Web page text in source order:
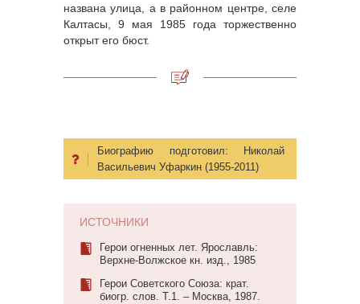
названа улица, а в районном центре, селе
Калтасы, 9 мая 1985 года торжественно
открыт его бюст.
Биографию подготовил:
Николай
Васильевич Уфаркин (1955-2011)
ИСТОЧНИКИ
Герои огненных лет. Ярославль:
Верхне-Волжское кн. изд., 1985
Герои Советского Союза: крат.
биогр. слов. Т.1. – Москва, 1987.